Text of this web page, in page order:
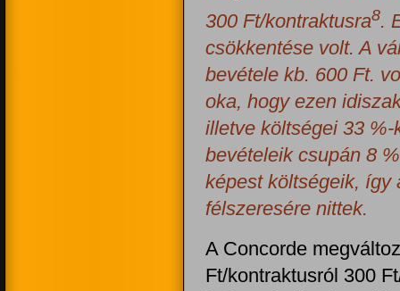
300 Ft/kontraktusra8.
csökkentése volt. A
bevétele kb. 600 Ft.
oka, hogy ezen
illetve költségei 33
bevételeik csupán 8
képest költségeik, így
félszeresére nittek.
A Concorde
Ft/kontraktusról 300